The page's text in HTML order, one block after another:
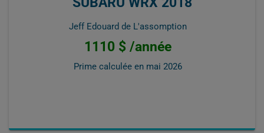
Jeff Edouard de L'assomption
1110 $ /année
Prime calculée en mai 2026